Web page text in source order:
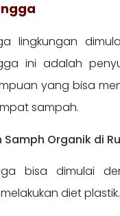
lingkungan
ini adalah
yang bisa
sampah.
Organik di
bisa dimulai
diet